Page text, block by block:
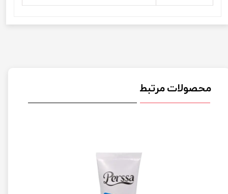
محصولات مرتبط